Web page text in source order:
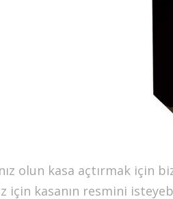
olun kasa açtırmak için
kasanın resmini